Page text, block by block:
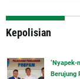
Kepolisian
‘Nyapek-
Berujung